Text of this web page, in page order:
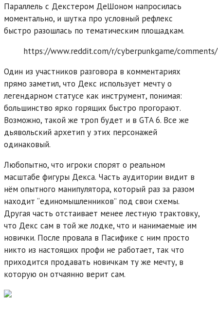
Параллель с Декстером ДеШоном напросилась
моментально, и шутка про условный рефлекс
быстро разошлась по тематическим площадкам.
https://www.reddit.com/r/cyberpunkgame/
Один из участников разговора в комментариях
прямо заметил, что Декс использует мечту о
легендарном статусе как инструмент, понимая:
большинство ярко горящих быстро прогорают.
Возможно, такой же троп будет и в GTA 6. Все же
дьявольский архетип у этих персонажей
одинаковый.
Любопытно, что игроки спорят о реальном
масштабе фигуры Декса. Часть аудитории видит в
нём опытного манипулятора, который раз за разом
находит “единомышленников” под свои схемы.
Другая часть отстаивает менее лестную трактовку,
что Декс сам в той же лодке, что и нанимаемые им
новички. После провала в Пасифике с ним просто
никто из настоящих профи не работает, так что
приходится продавать новичкам ту же мечту, в
которую он отчаянно верит сам.